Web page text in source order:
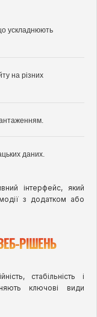
ускладнюють
на різних
даних.
інтерфейс, який
з додатком або
РІШЕНЬ
стабільність і
ключові види